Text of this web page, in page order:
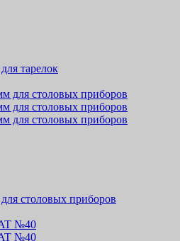
тарелок
столовых приборов